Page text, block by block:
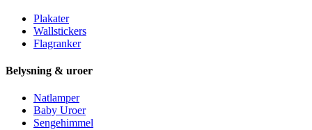
Plakater
Wallstickers
Flagranker
Belysning & uroer
Natlamper
Baby Uroer
Sengehimmel